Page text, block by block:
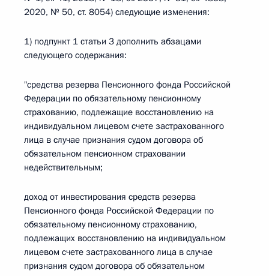
2020, № 50, ст. 8054) следующие изменения:
1) подпункт 1 статьи 3 дополнить абзацами
следующего содержания:
"средства резерва Пенсионного фонда Российской
Федерации по обязательному пенсионному
страхованию, подлежащие восстановлению на
индивидуальном лицевом счете застрахованного
лица в случае признания судом договора об
обязательном пенсионном страховании
недействительным;
доход от инвестирования средств резерва
Пенсионного фонда Российской Федерации по
обязательному пенсионному страхованию,
подлежащих восстановлению на индивидуальном
лицевом счете застрахованного лица в случае
признания судом договора об обязательном